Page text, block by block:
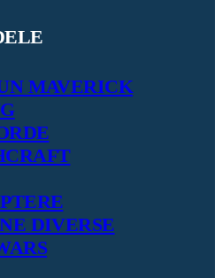
MAVERICK
DIVERSE